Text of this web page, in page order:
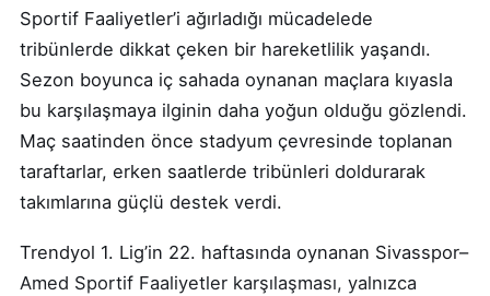
Sportif Faaliyetler’i ağırladığı mücadelede
tribünlerde dikkat çeken bir hareketlilik yaşandı.
Sezon boyunca iç sahada oynanan maçlara kıyasla
bu karşılaşmaya ilginin daha yoğun olduğu gözlendi.
Maç saatinden önce stadyum çevresinde toplanan
taraftarlar, erken saatlerde tribünleri doldurarak
takımlarına güçlü destek verdi.
Trendyol 1. Lig’in 22. haftasında oynanan Sivasspor–
Amed Sportif Faaliyetler karşılaşması, yalnızca